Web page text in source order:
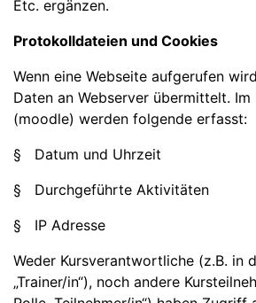
Etc. ergänzen.
Protokolldateien und Cookies
Wenn eine Webseite aufgerufen
Daten an Webserver übermittelt. Im
(moodle) werden folgende erfasst:
§ Datum und Uhrzeit
§ Durchgeführte Aktivitäten
§ IP Adresse
Weder Kursverantwortliche (z.B. in
„Trainer/in“), noch andere